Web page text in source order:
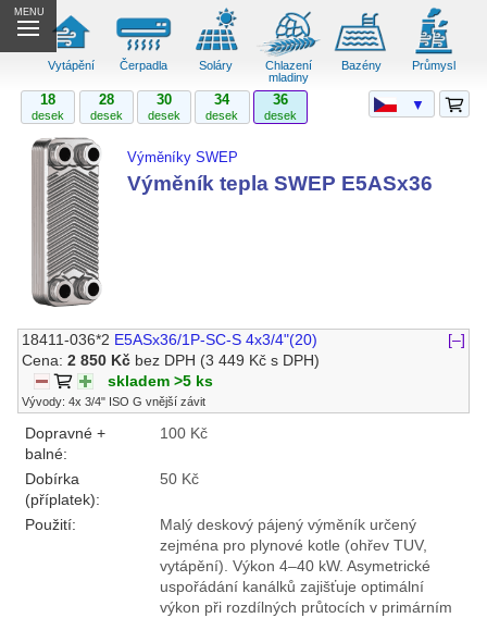
MENU
Vytápění Čerpadla Soláry
Chlazení
mladiny
Bazény Průmysl
18
desek
28
desek
30
desek
34
desek
36
desek
Výměníky SWEP
Výměník tepla SWEP E5ASx36
18411-036*2 E5ASx36/1P-SC-S 4x3/4"(20)
[–]
Cena:2 850 Kč bez DPH (3 449 Kč s DPH)
skladem >5 ks
Vývody: 4x 3/4" ISO G vnější závit
Dopravné +
balné:
100 Kč
Dobírka
(příplatek):
50 Kč
Použití:
Malý deskový pájený výměník určený
zejména pro plynové kotle (ohřev TUV,
vytápění). Výkon 4–40 kW. Asymetrické
uspořádání kanálků zajišťuje optimální
výkon při rozdílných průtocích v primárním
▼